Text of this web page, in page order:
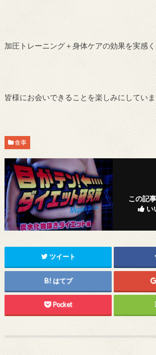
加圧トレーニング＋身体ケアの効果を実感く
皆様にお会いできることを楽しみにしてい
食事
この記
い
ツイート
はてブ
Pocket